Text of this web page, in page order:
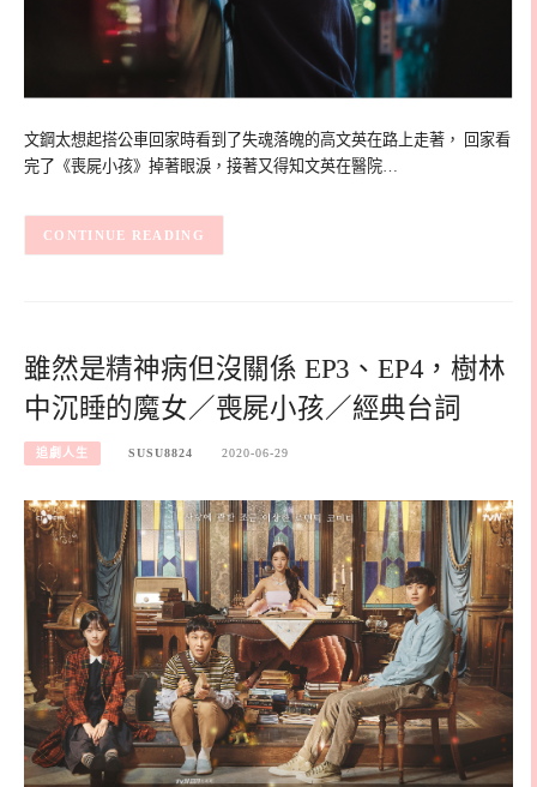
文鋼太想起搭公車回家時看到了失魂落魄的高文英在路上走著， 回家看
完了《喪屍小孩》掉著眼淚，接著又得知文英在醫院…
CONTINUE READING
雖然是精神病但沒關係 EP3、EP4，樹林
中沉睡的魔女／喪屍小孩／經典台詞
追劇人生 SUSU8824 2020-06-29